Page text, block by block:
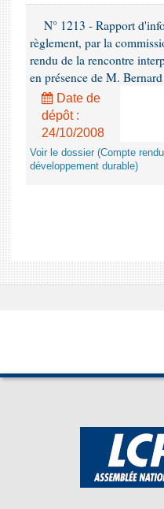
N° 1213 - Rapport
règlement, par la
rendu de la rencontre
en présence de M.
Date de
dépôt :
24/10/2008
Voir le dossier (Compte
développement durable)